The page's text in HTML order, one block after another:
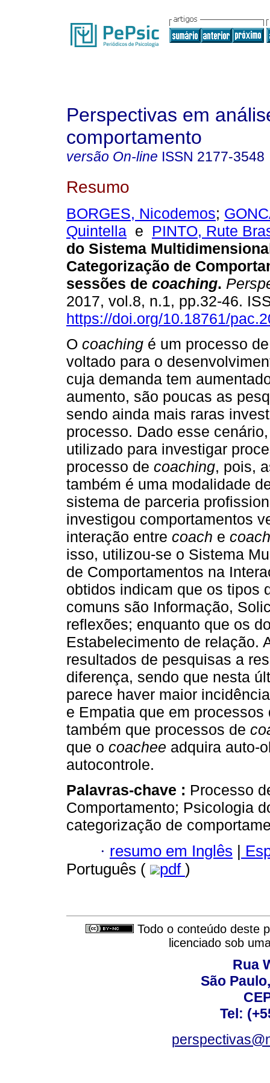
Perspectivas em
comportamento
versão On-line ISSN 2177-3548
Resumo
BORGES, Nicodemos;
Quintella e PINTO, Rute
do Sistema
Categorização de
sessões de coaching.
2017, vol.8, n.1, pp.32-46.
https://doi.org/10.18761/
O coaching é um processo
voltado para o
cuja demanda tem
aumento, são poucas as
sendo ainda mais raras
processo. Dado esse
utilizado para investigar
processo de coaching, pois,
também é uma modalidade
sistema de parceria
investigou comportamentos
interação entre coach e
isso, utilizou-se o Sistema
de Comportamentos na
obtidos indicam que os tipos
comuns são Informação,
reflexões; enquanto que os
Estabelecimento de relação.
resultados de pesquisas a
diferença, sendo que nesta
parece haver maior
e Empatia que em
também que processos de
que o coachee adquira auto-
autocontrole.
Palavras-chave : Processo
Comportamento; Psicologia
categorização de
· resumo em Inglês |
Português (
pdf )
Todo o conteúdo deste
licenciado sob
Rua
São
Tel: